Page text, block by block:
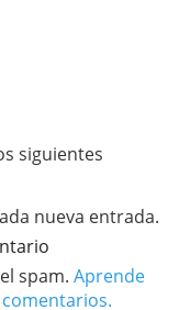
siguientes
nueva entrada.
spam. Aprende